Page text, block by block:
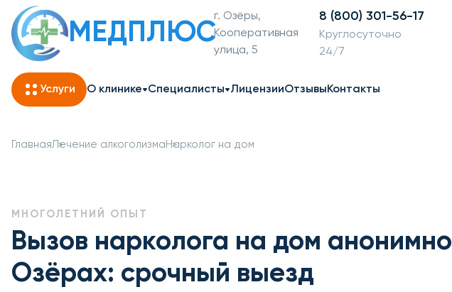
МЕДПЛЮС
г. Озёры,
Кооперативная
улица, 5
8 (800) 301-56-17
Круглосуточно
24/7
Услуги О клинике Специалисты ЛицензииОтзывыКонтакты
ГлавнаяЛечение алкоголизма Нарколог на дом
МНОГОЛЕТНИЙ ОПЫТ
Вызов нарколога на дом анонимно
Озёрах: срочный выезд